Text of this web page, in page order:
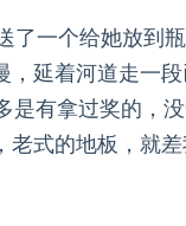
了一个给她放到
延着河道走一
有拿过奖的，
式的地板，就